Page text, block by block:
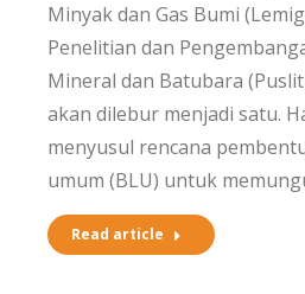
Minyak dan Gas Bumi
Penelitian dan
Mineral dan Batubara
akan dilebur menjadi satu.
menyusul rencana
umum (BLU) untuk
Read article